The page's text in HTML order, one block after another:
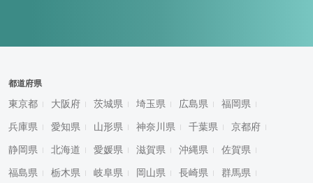
都道府県
東京都 大阪府 茨城県 埼玉県 広島県 福岡県
兵庫県 愛知県 山形県 神奈川県 千葉県 京都府
静岡県 北海道 愛媛県 滋賀県 沖縄県 佐賀県
福島県 栃木県 岐阜県 岡山県 長崎県 群馬県